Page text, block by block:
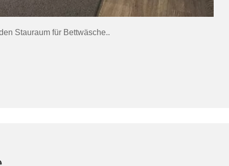
Stauraum für Bettwäsche..